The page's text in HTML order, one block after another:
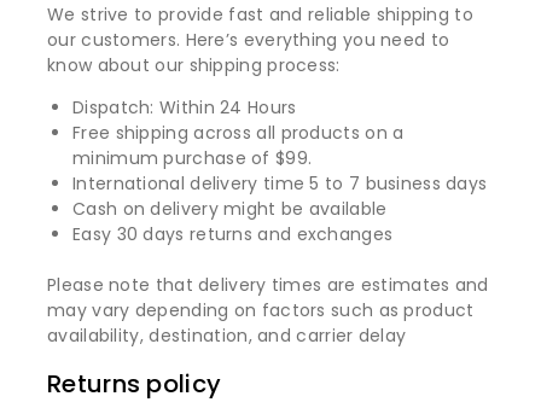
We strive to provide fast and reliable shipping to
our customers. Here’s everything you need to
know about our shipping process:
Dispatch: Within 24 Hours
Free shipping across all products on a
minimum purchase of $99.
International delivery time 5 to 7 business days
Cash on delivery might be available
Easy 30 days returns and exchanges
Please note that delivery times are estimates and
may vary depending on factors such as product
availability, destination, and carrier delay
Returns policy